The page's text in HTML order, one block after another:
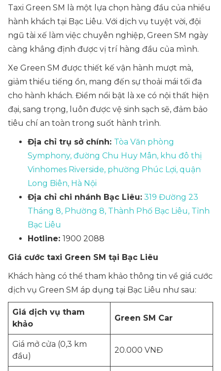
Taxi Green SM là một lựa chọn hàng đầu của nhiều
hành khách tại Bạc Liêu. Với dịch vụ tuyệt vời, đội
ngũ tài xế làm việc chuyên nghiệp, Green SM ngày
càng khẳng định được vị trí hàng đầu của mình.
Xe Green SM được thiết kế vận hành mượt mà,
giảm thiểu tiếng ồn, mang đến sự thoải mái tối đa
cho hành khách. Điểm nổi bật là xe có nội thất hiện
đại, sang trọng, luôn được vệ sinh sạch sẽ, đảm bảo
tiêu chí an toàn trong suốt hành trình.
Địa chỉ trụ sở chính: Tòa Văn phòng
Symphony, đường Chu Huy Mân, khu đô thị
Vinhomes Riverside, phường Phúc Lợi, quận
Long Biên, Hà Nội
Địa chỉ chi nhánh Bạc Liêu: 319 Đường 23
Tháng 8, Phường 8, Thành Phố Bạc Liêu, Tỉnh
Bạc Liêu
Hotline: 1900 2088
Giá cước taxi Green SM tại Bạc Liêu
Khách hàng có thể tham khảo thông tin về giá cước
dịch vụ Green SM áp dụng tại Bạc Liêu như sau:
Giá dịch vụ tham
khảo
Green SM Car
Giá mở cửa (0,3 km
đầu)
20.000 VNĐ